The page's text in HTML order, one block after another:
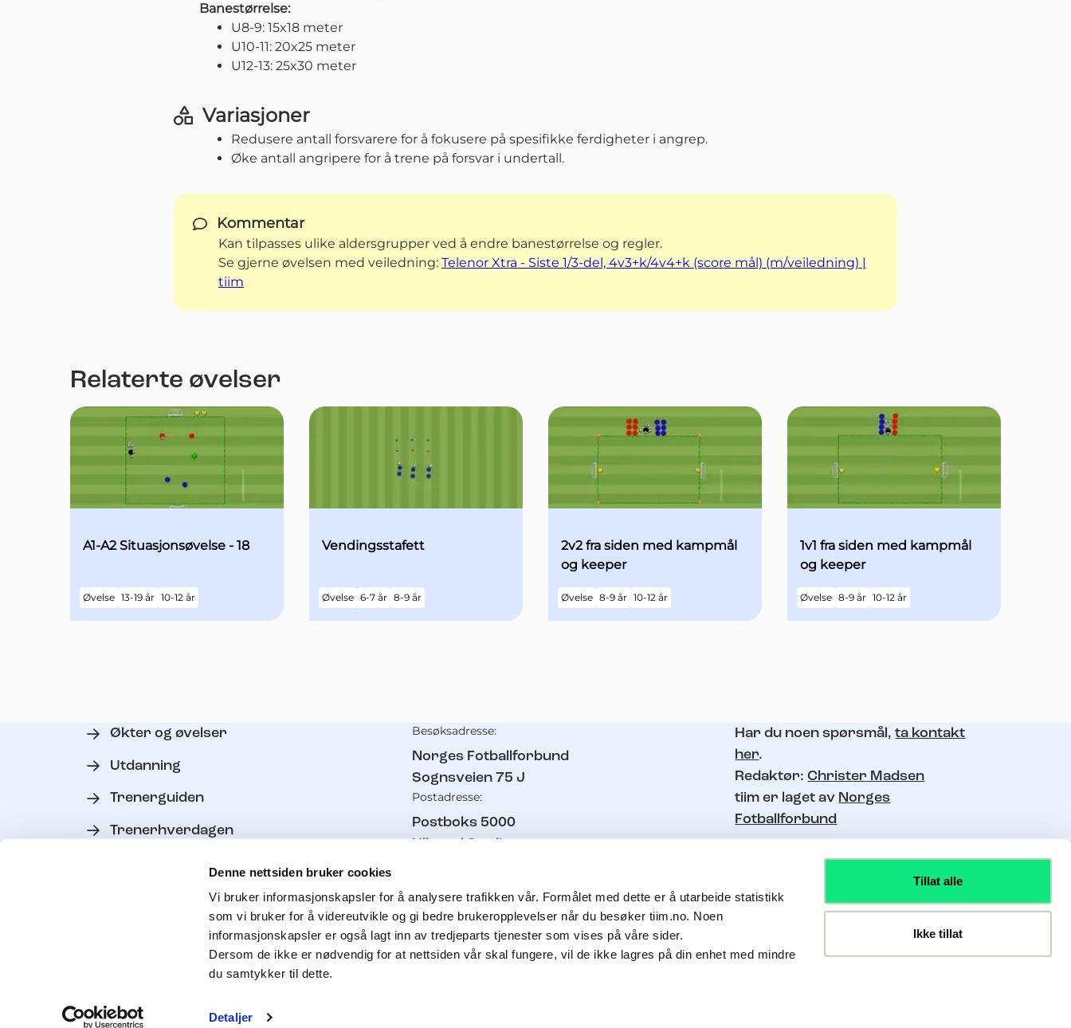
Denne nettsiden bruker cookies
Vi bruker informasjonskapsler for å analysere trafikken vår. Formålet med dette er å utarbeide statistikk
som vi bruker for å videreutvikle og gi bedre brukeropplevelser når du besøker tiim.no. Noen
informasjonskapsler er også lagt inn av tredjeparts tjenester som vises på våre sider.
Dersom de ikke er nødvendig for at nettsiden vår skal fungere, vil de ikke lagres på din enhet med mindre
du samtykker til dette.
Detaljer
Tillat alle
Ikke tillat
Banestørrelse:
U8-9: 15x18 meter
U10-11: 20x25 meter
U12-13: 25x30 meter
Variasjoner
Redusere antall forsvarere for å fokusere på spesifikke ferdigheter i angrep.
Øke antall angripere for å trene på forsvar i undertall.
Kommentar
Kan tilpasses ulike aldersgrupper ved å endre banestørrelse og regler.
Se gjerne øvelsen med veiledning: Telenor Xtra - Siste 1/3-del, 4v3+k/4v4+k (score mål) (m/veiledning) |
tiim
Relaterte øvelser
A1-A2 Situasjonsøvelse - 18
Øvelse 13-19 år 10-12 år
Vendingsstafett
Øvelse 6-7 år 8-9 år
2v2 fra siden med kampmål
og keeper
Øvelse 8-9 år 10-12 år
1v1 fra siden med kampmål
og keeper
Øvelse 8-9 år 10-12 år
Økter og øvelser
Utdanning
Trenerguiden
Trenerhverdagen
Kontakt trenerutvikler
Kontaktinformasjon
Besøksadresse:
Norges Fotballforbund
Sognsveien 75 J
Postadresse:
Postboks 5000
Ullevaal Stadion
21 02 93 00
Pressetelefon:
91 11 61 56
Har du noen spørsmål,ta kontakt
her.
Redaktør:Christer Madsen
tiim er laget av Norges
Fotballforbund